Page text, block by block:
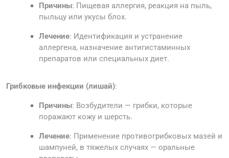
Причины: Пищевая аллергия, реакция на пыль,
пыльцу или укусы блох.
Лечение: Идентификация и устранение
аллергена, назначение антигистаминных
препаратов или специальных диет.
Грибковые инфекции (лишай):
Причины: Возбудители — грибки, которые
поражают кожу и шерсть.
Лечение: Применение противогрибковых мазей и
шампуней, в тяжелых случаях — оральные